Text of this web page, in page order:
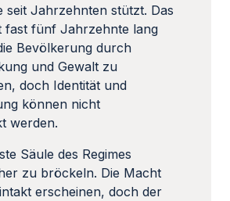
seit Jahrzehnten stützt. Das
fast fünf Jahrzehnte lang
Bevölkerung durch
und Gewalt zu
doch Identität und
können nicht
werden.
Säule des Regimes
zu bröckeln. Die Macht
erscheinen, doch der